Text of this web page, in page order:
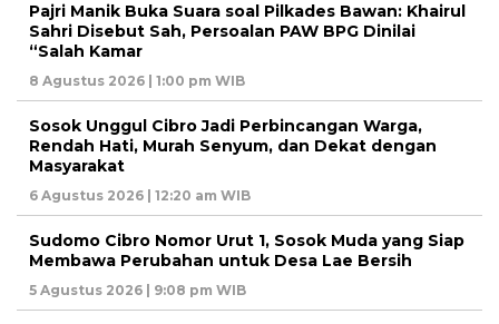
Pajri Manik Buka Suara soal Pilkades Bawan: Khairul
Sahri Disebut Sah, Persoalan PAW BPG Dinilai
“Salah Kamar
8 Agustus 2026 | 1:00 pm WIB
Sosok Unggul Cibro Jadi Perbincangan Warga,
Rendah Hati, Murah Senyum, dan Dekat dengan
Masyarakat
6 Agustus 2026 | 12:20 am WIB
Sudomo Cibro Nomor Urut 1, Sosok Muda yang Siap
Membawa Perubahan untuk Desa Lae Bersih
5 Agustus 2026 | 9:08 pm WIB